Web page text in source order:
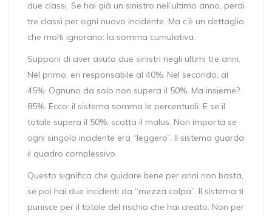
due classi. Se hai già un sinistro nell’ultimo anno, perdi
tre classi per ogni nuovo incidente. Ma c’è un dettaglio
che molti ignorano: la somma cumulativa.
Supponi di aver avuto due sinistri negli ultimi tre anni.
Nel primo, eri responsabile al 40%. Nel secondo, al
45%. Ognuno da solo non supera il 50%. Ma insieme?
85%. Ecco: il sistema somma le percentuali. E se il
totale supera il 50%, scatta il malus. Non importa se
ogni singolo incidente era “leggero”. Il sistema guarda
il quadro complessivo.
Questo significa che guidare bene per anni non basta,
se poi hai due incidenti da “mezza colpa”. Il sistema ti
punisce per il totale del rischio che hai creato. Non per